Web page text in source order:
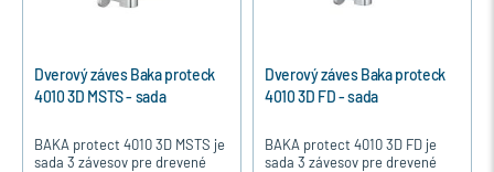
Dverový záves Baka proteck
4010 3D MSTS - sada
BAKA protect 4010 3D MSTS je
sada 3 závesov pre drevené
Dverový záves Baka proteck
4010 3D FD - sada
BAKA protect 4010 3D FD je
sada 3 závesov pre drevené